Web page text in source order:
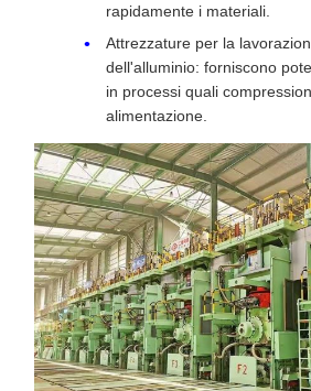
rapidamente i materiali.
Attrezzature per la
dell'alluminio: forniscono
in processi quali
alimentazione.